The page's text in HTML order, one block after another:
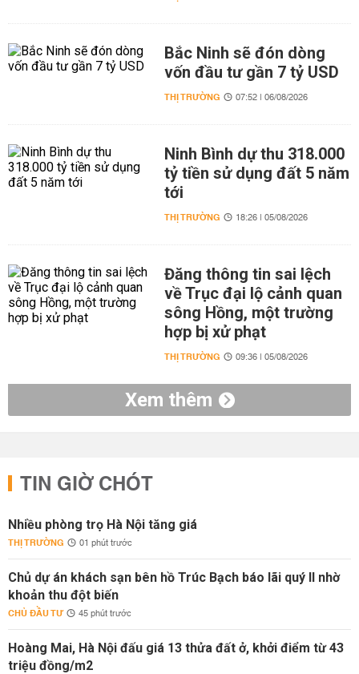
Bắc Ninh sẽ đón dòng
vốn đầu tư gần 7 tỷ USD
THỊ TRƯỜNG 07:52 | 06/08/2026
Ninh Bình dự thu 318.000
tỷ tiền sử dụng đất 5 năm
tới
THỊ TRƯỜNG 18:26 | 05/08/2026
Đăng thông tin sai lệch
về Trục đại lộ cảnh quan
sông Hồng, một trường
hợp bị xử phạt
THỊ TRƯỜNG 09:36 | 05/08/2026
Xem thêm
TIN GIỜ CHÓT
Nhiều phòng trọ Hà Nội tăng giá
THỊ TRƯỜNG 01 phút trước
Chủ dự án khách sạn bên hồ Trúc Bạch báo lãi quý II nhờ
khoản thu đột biến
CHỦ ĐẦU TƯ 45 phút trước
Hoàng Mai, Hà Nội đấu giá 13 thửa đất ở, khởi điểm từ 43
triệu đồng/m2